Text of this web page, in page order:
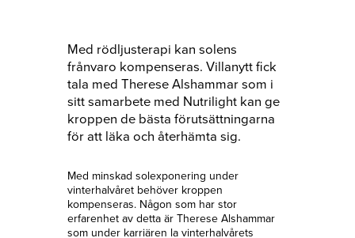
Med rödljusterapi kan solens
frånvaro kompenseras. Villanytt fick
tala med Therese Alshammar som i
sitt samarbete med Nutrilight kan ge
kroppen de bästa förutsättningarna
för att läka och återhämta sig.
Med minskad solexponering under
vinterhalvåret behöver kroppen
kompenseras. Någon som har stor
erfarenhet av detta är Therese Alshammar
som under karriären la vinterhalvårets